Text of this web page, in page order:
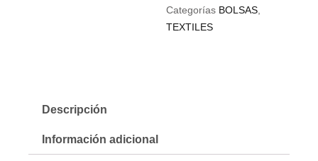
Categorías BOLSAS
TEXTILES
Descripción
Información adicional